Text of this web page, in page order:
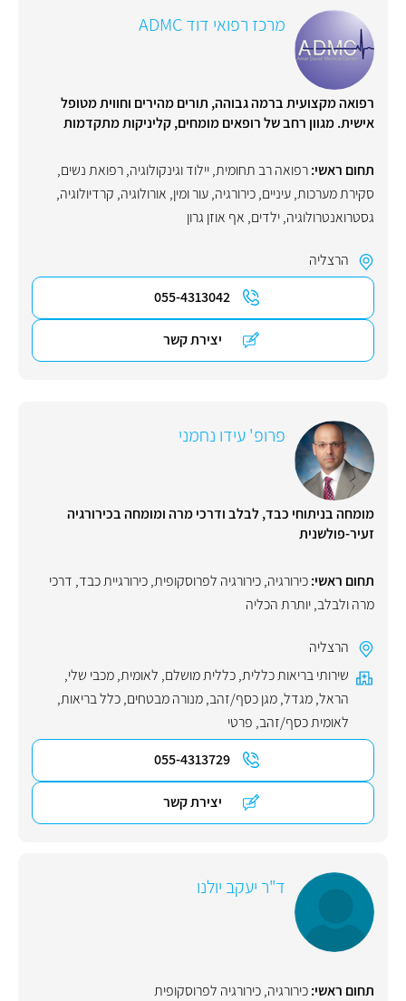
מרכז רפואי דוד ADMC
רפואה מקצועית ברמה גבוהה, תורים מהירים וחווית מטופל
אישית. מגוון רחב של רופאים מומחים, קליניקות מתקדמות
תחום ראשי:‏רפואה רב תחומית,יילוד וגינקולוגיה, רפואת נשים,
סקירת מערכות,עיניים,כירורגיה,עור ומין, אורולוגיה, קרדיולוגיה,
גסטרואנטרולוגיה,ילדים, אף אוזן גרון
הרצליה
055-4313042
יצירת קשר
פרופ' עידו נחמני
מומחה בניתוחי כבד, לבלב ודרכי מרה ומומחה בכירורגיה
זעיר-פולשנית
תחום ראשי:כירורגיה,כירורגיה לפרוסקופית,כירורגיית כבד, דרכי
מרה ולבלב,יותרת הכליה
הרצליה
שירותי בריאות כללית,כללית מושלם, לאומית,מכבי שלי,
הראל,מגדל,מגן כסף/זהב,מנורה מבטחים,כלל בריאות,
לאומית כסף/זהב, פרטי
055-4313729
יצירת קשר
ד"ר יעקב יולנו
תחום ראשי:כירורגיה,כירורגיה לפרוסקופית